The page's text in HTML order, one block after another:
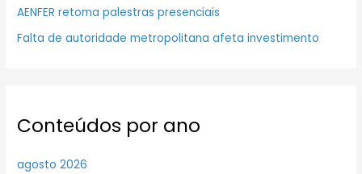
AENFER retoma palestras presenciais
Falta de autoridade metropolitana afeta investimento
Conteúdos por ano
agosto 2026